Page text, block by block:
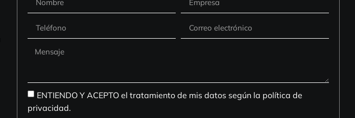
ENTIENDO Y ACEPTO el tratamiento de mis datos según la política de
privacidad.